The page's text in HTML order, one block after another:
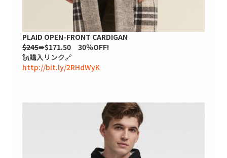
PLAID OPEN-FRONT CARDIGAN
$245➠$171.50 30％OFF!
🗽購入リンク🔗
http://bit.ly/2RHdWyK